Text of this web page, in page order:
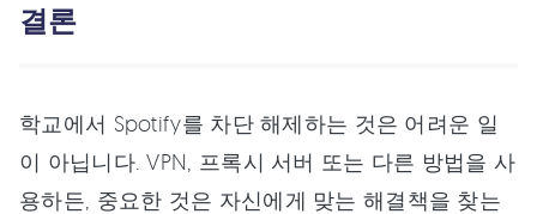
결론
학교에서 Spotify를 차단 해제하는 것은 어려운 일
이 아닙니다. VPN, 프록시 서버 또는 다른 방법을 사
용하든, 중요한 것은 자신에게 맞는 해결책을 찾는